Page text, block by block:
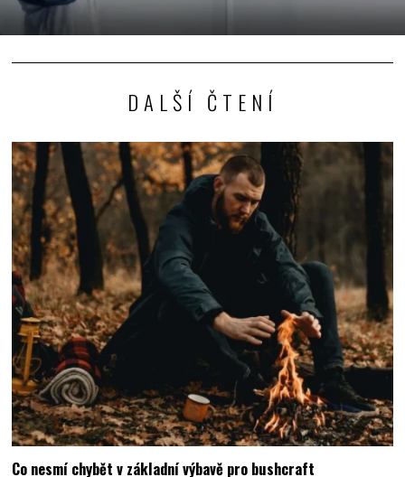
DALŠÍ ČTENÍ
Co nesmí chybět v základní výbavě pro bushcraft